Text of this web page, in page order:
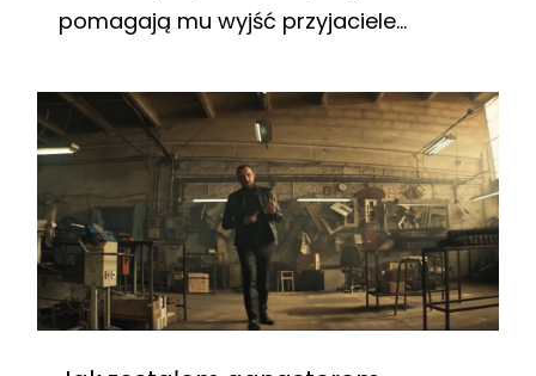
pomagają mu wyjść przyjaciele...